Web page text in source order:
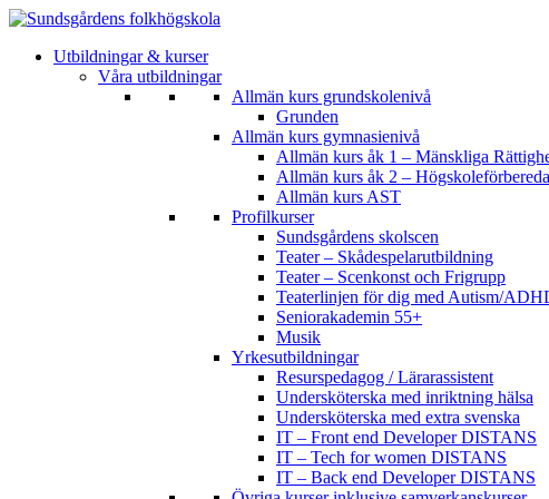
Utbildningar & kurser
Våra utbildningar
Allmän kurs grundskolenivå
Grunden
Allmän kurs gymnasienivå
Allmän kurs åk 1 – Mänskliga
Allmän kurs åk 2 –
Allmän kurs AST
Profilkurser
Sundsgårdens skolscen
Teater – Skådespelarutbildning
Teater – Scenkonst och Frigrupp
Teaterlinjen för dig med Autism/
Seniorakademin 55+
Musik
Yrkesutbildningar
Resurspedagog / Lärarassistent
Undersköterska med inriktning hälsa
Undersköterska med extra svenska
IT – Front end Developer DISTANS
IT – Tech for women DISTANS
IT – Back end Developer DISTANS